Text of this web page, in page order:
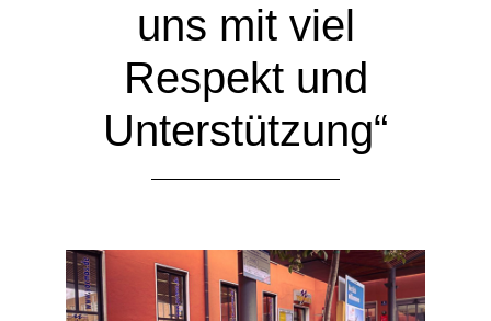
uns mit viel
Respekt und
Unterstützung“